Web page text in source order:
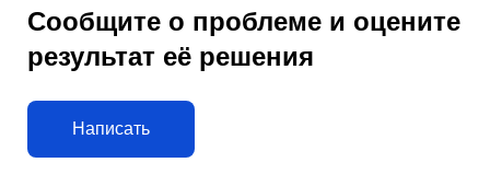
Сообщите о проблеме и оцените
результат её решения
Написать